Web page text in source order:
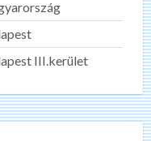
III.kerület